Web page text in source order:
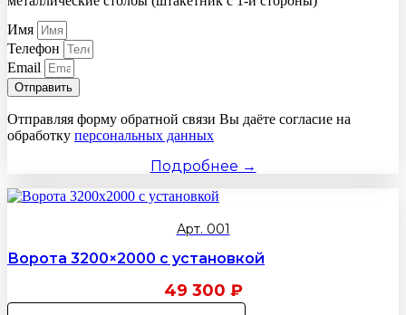
Имя
Телефон
Email
Отправить
Отправляя форму обратной связи Вы даёте согласие на
обработку персональных данных
Подробнее →
Арт. 001
Ворота 3200×2000 с установкой
49 300 ₽